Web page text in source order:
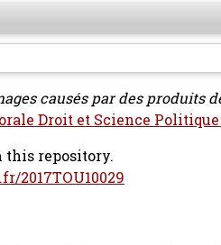
causés par des produits
Droit et Science Politique
repository.
2017TOU10029